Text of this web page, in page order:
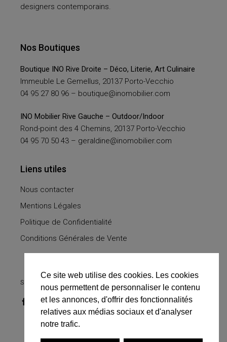
Ce site web utilise des cookies. Les cookies
nous permettent de personnaliser le contenu
et les annonces, d'offrir des fonctionnalités
relatives aux médias sociaux et d'analyser
notre trafic.
designers contemporains.
Nos Boutiques
Boutique INO Rive Droite – Déco, Literie, Art Culinaire
Immeuble Le Gemellus, 20137 Porto-Vecchio
04 95 27 80 96 – boutique@inomobilier.com
INO Mobilier Rive Gauche – Outdoor/Indoor
Rond-point des 4 Chemins, 20137 Porto-Vecchio
04 95 70 50 43 – geraldine@inomobilier.com
Liens utiles
Nous contacter
Mentions Légales
Politique de Confidentialité
Conditions Générales de Vente
SUIVEZ-NOUS